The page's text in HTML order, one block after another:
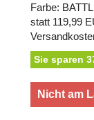
Farbe:
statt 119,99
Sie sparen
Nicht am